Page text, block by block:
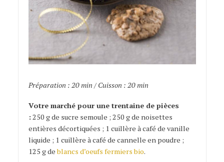
Préparation : 20 min / Cuisson : 20 min
Votre marché pour une trentaine de pièces
: 250 g de sucre semoule ; 250 g de noisettes
entières décortiquées ; 1 cuillère à café de vanille
liquide ; 1 cuillère à café de cannelle en poudre ;
125 g deblancs d’oeufs fermiers bio.